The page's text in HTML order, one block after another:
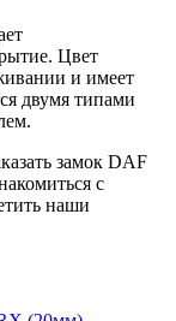
Цвет
и имеет
двумя типами
замок DAF
с
наши